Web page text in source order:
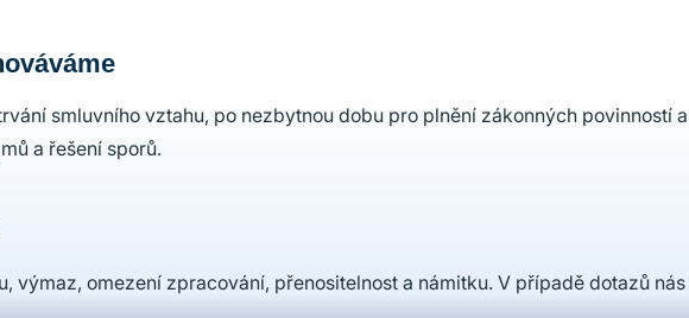
smluvního vztahu, po nezbytnou dobu pro plnění zákonných povinností
a řešení sporů.
výmaz, omezení zpracování, přenositelnost a námitku. V případě dotazů